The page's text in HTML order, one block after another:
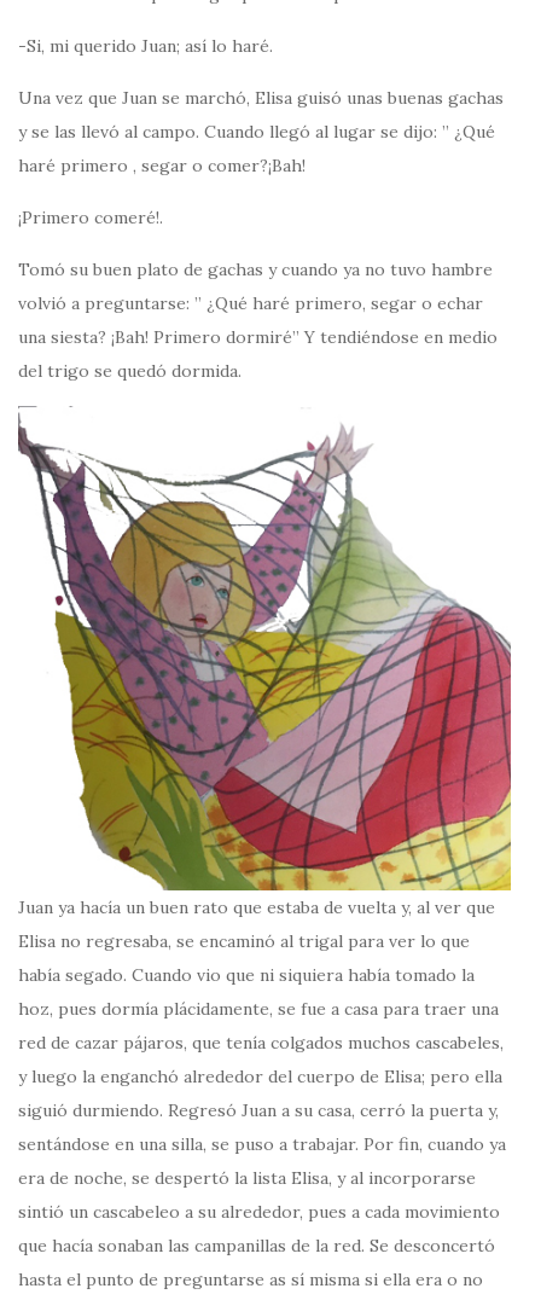
-Si, mi querido Juan; así lo haré.
Una vez que Juan se marchó, Elisa guisó unas buenas gachas
y se las llevó al campo. Cuando llegó al lugar se dijo: ” ¿Qué
haré primero , segar o comer?¡Bah!
¡Primero comeré!.
Tomó su buen plato de gachas y cuando ya no tuvo hambre
volvió a preguntarse: ” ¿Qué haré primero, segar o echar
una siesta? ¡Bah! Primero dormiré” Y tendiéndose en medio
del trigo se quedó dormida.
Juan ya hacía un buen rato que estaba de vuelta y, al ver que
Elisa no regresaba, se encaminó al trigal para ver lo que
había segado. Cuando vio que ni siquiera había tomado la
hoz, pues dormía plácidamente, se fue a casa para traer una
red de cazar pájaros, que tenía colgados muchos cascabeles,
y luego la enganchó alrededor del cuerpo de Elisa; pero ella
siguió durmiendo. Regresó Juan a su casa, cerró la puerta y,
sentándose en una silla, se puso a trabajar. Por fin, cuando ya
era de noche, se despertó la lista Elisa, y al incorporarse
sintió un cascabeleo a su alrededor, pues a cada movimiento
que hacía sonaban las campanillas de la red. Se desconcertó
hasta el punto de preguntarse as sí misma si ella era o no